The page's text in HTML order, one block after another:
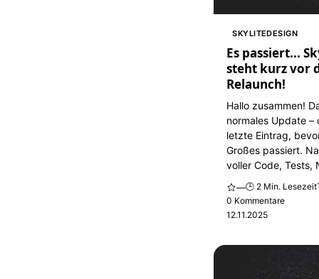
SKYLITEDESIGN
Es passiert...
steht kurz vor
Relaunch!
Hallo zusammen!
normales Update –
letzte Eintrag,
Großes passiert.
voller Code, Tests,
—🕒 2 Min. Lesezeit
0 Kommentare
12.11.2025